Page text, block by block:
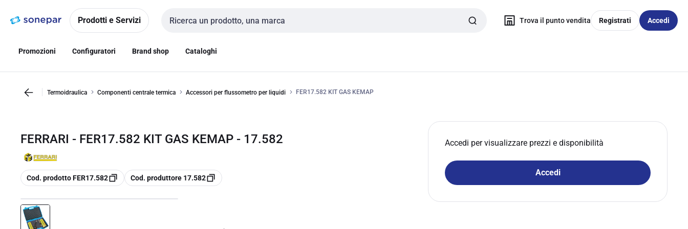
navigazionealla
Prodotti e Servizi
Cerca input
Trova il punto vendita Registrati Accedi
Promozioni Configuratori Brand shop Cataloghi
Termoidraulica Componenti centrale termica Accessori per flussometro per liquidi FER17.582 KIT GAS KEMAP
FERRARI - FER17.582 KIT GAS KEMAP - 17.582
copia
Cod. prodotto FER17.582 copia
Cod. produttore 17.582
Accedi per visualizzare prezzi e disponibilità
Accedi